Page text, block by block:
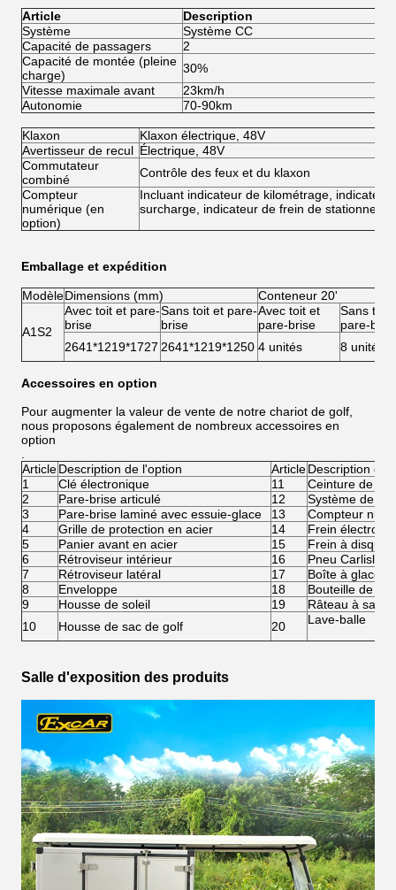
Article
Description
Système
Système CC
Capacité de passagers
2
Capacité de montée (pleine
charge)
30%
Vitesse maximale avant
23km/h
Autonomie
70-90km
Klaxon
Klaxon électrique, 48V
Avertisseur de recul Électrique, 48V
Commutateur
combiné
Contrôle des feux et du klaxon
Compteur
numérique (en
option)
Incluant indicateur de kilométrage,
surcharge, indicateur de frein de
Emballage et expédition
ModèleDimensions (mm) Conteneur 20'
A1S2
Avec toit et pare-
brise
Sans toit et pare-
brise
Avec toit et
pare-brise
Sans toit
pare-
2641*1219*1727 2641*1219*1250 4 unités 8 unités
Accessoires en option
Pour augmenter la valeur de vente de notre chariot de golf,
nous proposons également de nombreux accessoires en
option
ArticleDescription de l'option ArticleDescription de
1
Clé électronique 11
Ceinture de
2
Pare-brise articulé 12
Système de
3
Pare-brise laminé avec essuie-glace 13
Compteur
4
Grille de protection en acier 14
Frein
5
Panier avant en acier 15
Frein à disque
6
Rétroviseur intérieur 16
Pneu Carlisle
7
Rétroviseur latéral 17
Boîte à glace
8
Enveloppe 18
Bouteille de
9
Housse de soleil 19
Râteau à sable
10
Housse de sac de golf 20 Lave-balle
Salle d'exposition des produits